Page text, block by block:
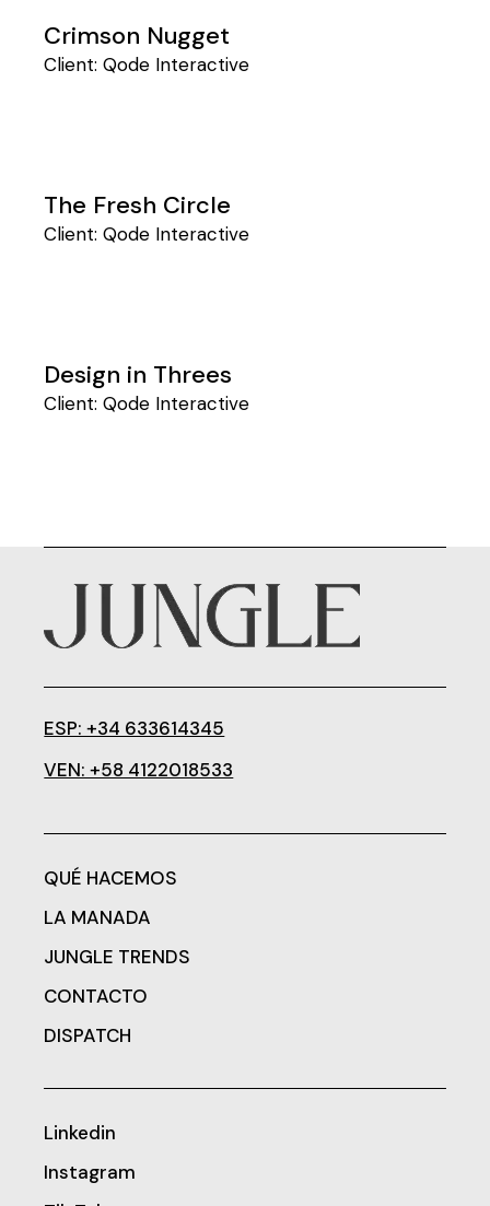
Crimson Nugget
Client:Qode Interactive
The Fresh Circle
Client:Qode Interactive
Design in Threes
Client:Qode Interactive
ESP: +34 633614345
VEN: +58 4122018533
QUÉ HACEMOS
LA MANADA
JUNGLE TRENDS
CONTACTO
DISPATCH
Linkedin
Instagram